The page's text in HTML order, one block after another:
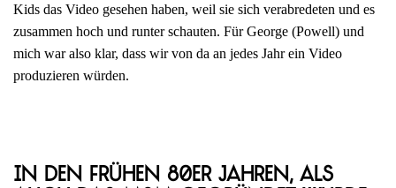
Kids das Video gesehen haben, weil sie sich verabredeten und es
zusammen hoch und runter schauten. Für George (Powell) und
mich war also klar, dass wir von da an jedes Jahr ein Video
produzieren würden.
In den frühen 80er Jahren, als